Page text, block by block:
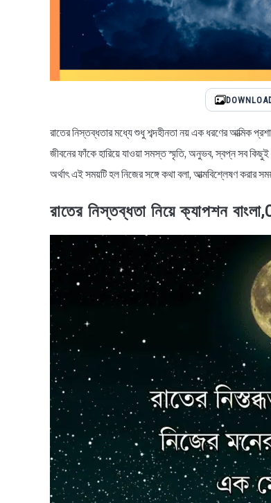
রাতের নিস্তব্ধতার মধ্যে শুধু শব্দহীনতা নয় এক ধরণের আত্মিক
জীবনের ফাঁকে হারিয়ে যাওয়া সমস্ত স্মৃতি, অনুভব, স্বপ্ন সব
অর্থাৎ এই সময়টি হল নিজের সঙ্গে কথা বলা, আত্মবিশ্লেষণ
রাতের নিস্তব্ধতা নিয়ে ক্যাপশন